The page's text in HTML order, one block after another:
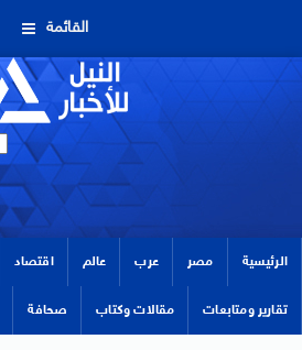
القائمة
الرئيسية مصر عرب عالم اقتصاد
تقارير ومتابعات مقالات وكتاب صحافة